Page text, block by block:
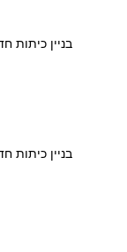
בניין כיתות חדר
בניין כיתות חדר